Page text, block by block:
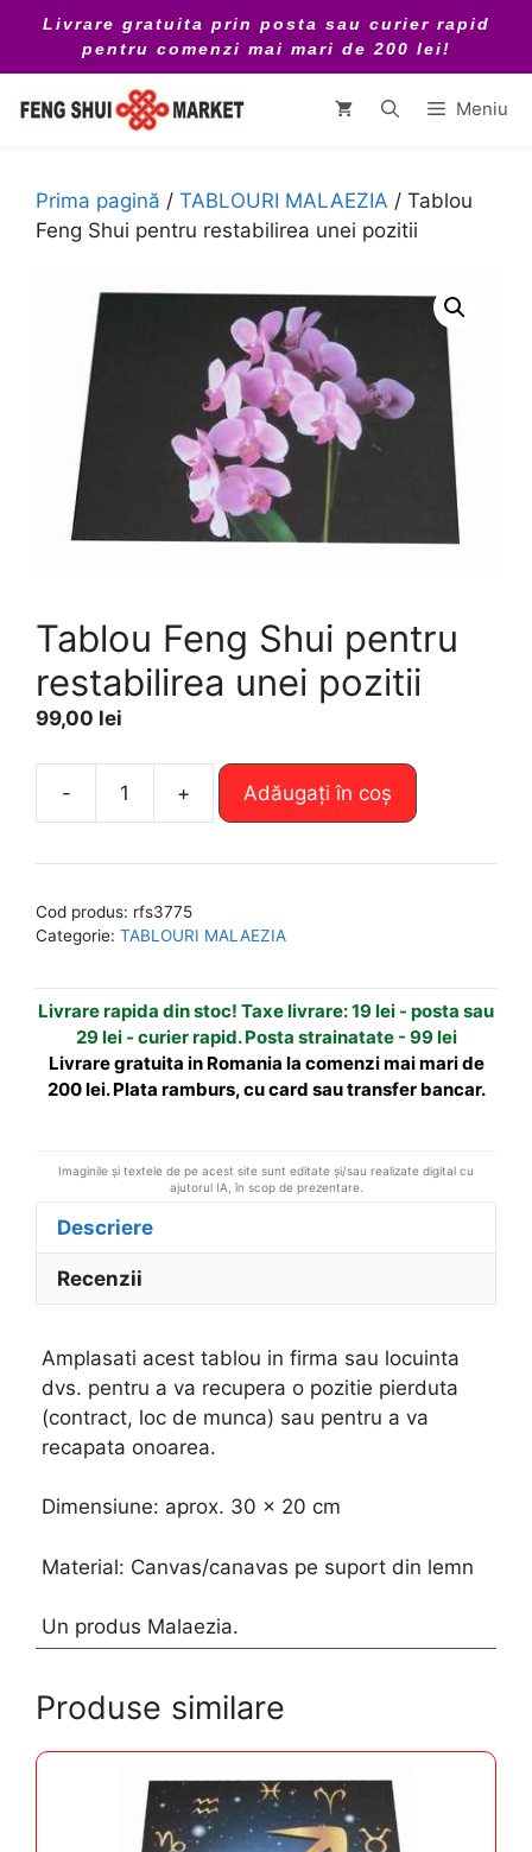
conținut
Livrare gratuita prin posta sau curier rapid
pentru comenzi mai mari de 200 lei!
Meniu
Prima pagină / TABLOURI MALAEZIA / Tablou
Feng Shui pentru restabilirea unei pozitii
Tablou Feng Shui pentru
restabilirea unei pozitii
99,00 lei
-
Cantitate
Feng
pentru
unei
pozitii
+ Adăugați în coș
e
n
t
i
Cod produs: rfs3775
Categorie: TABLOURI MALAEZIA
Livrare rapida din stoc! Taxe livrare: 19 lei - posta sau
29 lei - curier rapid. Posta strainatate - 99 lei
Livrare gratuita in Romania la comenzi mai mari de
200 lei. Plata ramburs, cu card sau transfer bancar.
Imaginile și textele de pe acest site sunt editate și/sau realizate digital cu
ajutorul IA, în scop de prezentare.
Descriere
Recenzii
Amplasati acest tablou in firma sau locuinta
dvs. pentru a va recupera o pozitie pierduta
(contract, loc de munca) sau pentru a va
recapata onoarea.
Dimensiune: aprox. 30 x 20 cm
Material: Canvas/canavas pe suport din lemn
Un produs Malaezia.
Produse similare